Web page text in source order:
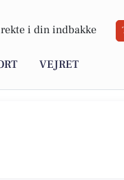
i din indbakke
VEJRET